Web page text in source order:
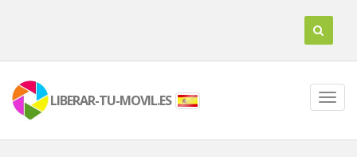
LIBERAR-TU-MOVIL.ES